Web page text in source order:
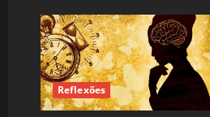
Reflexões